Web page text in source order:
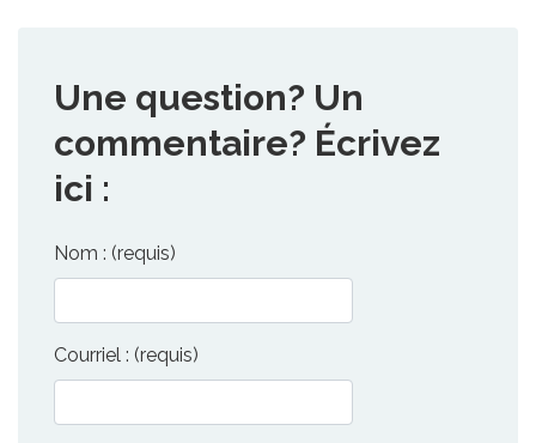
Une question? Un
commentaire? Écrivez
ici :
Nom : (requis)
Courriel : (requis)